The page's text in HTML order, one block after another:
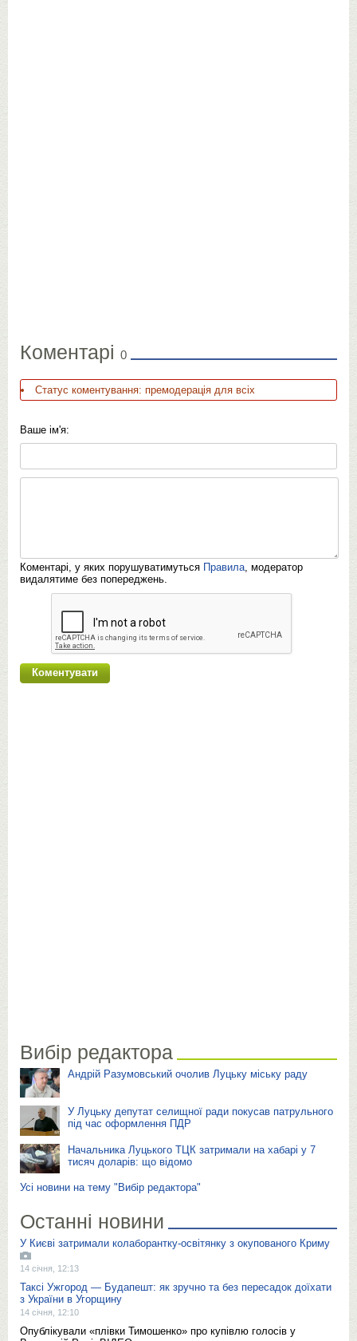
Коментарі 0
Статус коментування: премодерація для всіх
Ваше ім'я:
Коментарі, у яких порушуватимуться Правила , модератор
видалятиме без попереджень.
Вибір редактора
Андрій Разумовський очолив Луцьку міську раду
У Луцьку депутат селищної ради покусав патрульного
під час оформлення ПДР
Начальника Луцького ТЦК затримали на хабарі у 7
тисяч доларів: що відомо
Усі новини на тему "Вибір редактора"
Останні новини
У Києві затримали колаборантку-освітянку з окупованого Криму
14 січня, 12:13
Таксі Ужгород — Будапешт: як зручно та без пересадок доїхати
з України в Угорщину
14 січня, 12:10
Опублікували «плівки Тимошенко» про купівлю голосів у